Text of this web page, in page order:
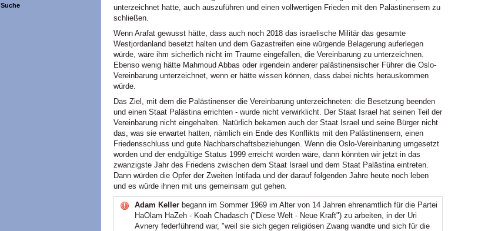
Suche
unterzeichnet hatte, auch auszuführen und einen vollwertigen Frieden mit den Palästinensern zu
schließen.
Wenn Arafat gewusst hätte, dass auch noch 2018 das israelische Militär das gesamte
Westjordanland besetzt halten und dem Gazastreifen eine würgende Belagerung auferlegen
würde, wäre ihm sicherlich nicht im Traume eingefallen, die Vereinbarung zu unterzeichnen.
Ebenso wenig hätte Mahmoud Abbas oder irgendein anderer palästinensischer Führer die Oslo-
Vereinbarung unterzeichnet, wenn er hätte wissen können, dass dabei nichts herauskommen
würde.
Das Ziel, mit dem die Palästinenser die Vereinbarung unterzeichneten: die Besetzung beenden
und einen Staat Palästina errichten - wurde nicht verwirklicht. Der Staat Israel hat seinen Teil der
Vereinbarung nicht eingehalten. Natürlich bekamen auch der Staat Israel und seine Bürger nicht
das, was sie erwartet hatten, nämlich ein Ende des Konflikts mit den Palästinensern, einen
Friedensschluss und gute Nachbarschaftsbeziehungen. Wenn die Oslo-Vereinbarung umgesetzt
worden und der endgültige Status 1999 erreicht worden wäre, dann könnten wir jetzt in das
zwanzigste Jahr des Friedens zwischen dem Staat Israel und dem Staat Palästina eintreten.
Dann würden die Opfer der Zweiten Intifada und der darauf folgenden Jahre heute noch leben
und es würde ihnen mit uns gemeinsam gut gehen.
Adam Keller begann im Sommer 1969 im Alter von 14 Jahren ehrenamtlich für die Partei
HaOlam HaZeh - Koah Chadasch ("Diese Welt - Neue Kraft") zu arbeiten, in der Uri
Avnery federführend war, "weil sie sich gegen religiösen Zwang wandte und sich für die